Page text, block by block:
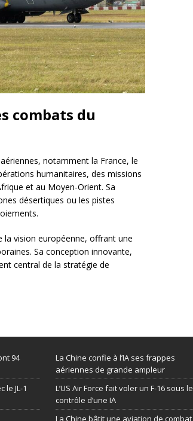
combats du
notamment la France, le
humanitaires, des missions
et au Moyen-Orient. Sa
désertiques ou les pistes
la vision européenne, offrant une
Sa conception innovante,
central de la stratégie de
94
le JL-1
La Chine confie à l’IA ses frappes
aériennes de grande ampleur
L’US Air Force fait voler un F-16 sous le
contrôle d’une IA
La Chine bâtit une aviation de combat